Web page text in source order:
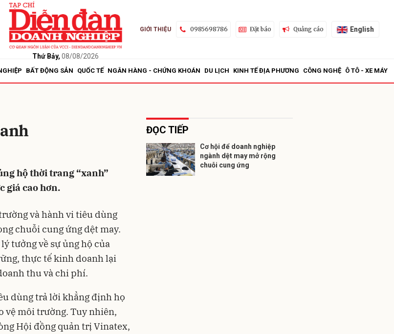
Thứ Bảy, 08/08/2026
GIỚI THIỆU 0985698786 Đặt báo Quảng cáo English
BẤT ĐỘNG SẢN QUỐC TẾ NGÂN HÀNG - CHỨNG KHOÁN DU LỊCH KINH TẾ ĐỊA PHƯƠNG CÔNG NGHỆ Ô TÔ - XE MÁY
hộ thời trang “xanh”
giá cao hơn.
và hành vi tiêu dùng
chuỗi cung ứng dệt may.
tưởng về sự ủng hộ của
thực tế kinh doanh lại
thu và chi phí.
dùng trả lời khẳng định họ
vệ môi trường. Tuy nhiên,
Hội đồng quản trị Vinatex,
ĐỌC TIẾP
Cơ hội để doanh nghiệp
ngành dệt may mở rộng
chuỗi cung ứng
Gửi